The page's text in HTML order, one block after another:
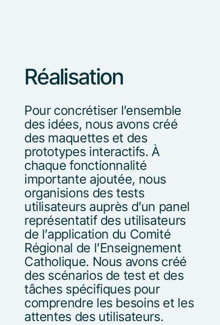
Réalisation
Pour concrétiser l’ensemble
des idées, nous avons créé
des maquettes et des
prototypes interactifs. À
chaque fonctionnalité
importante ajoutée, nous
organisions des tests
utilisateurs auprès d’un panel
représentatif des utilisateurs
de l’application du Comité
Régional de l’Enseignement
Catholique. Nous avons créé
des scénarios de test et des
tâches spécifiques pour
comprendre les besoins et les
attentes des utilisateurs.